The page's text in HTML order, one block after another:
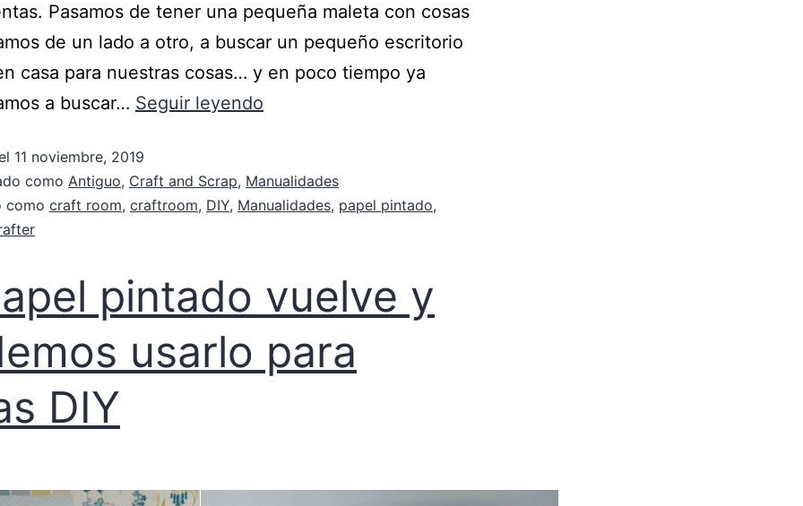
Pasamos de tener una pequeña maleta con cosas
de un lado a otro, a buscar un pequeño escritorio
casa para nuestras cosas… y en poco tiempo ya
a buscar… Seguir leyendo
11 noviembre, 2019
como Antiguo, Craft and Scrap, Manualidades
como craft room, craftroom, DIY, Manualidades, papel pintado,
pintado vuelve y
usarlo para
DIY